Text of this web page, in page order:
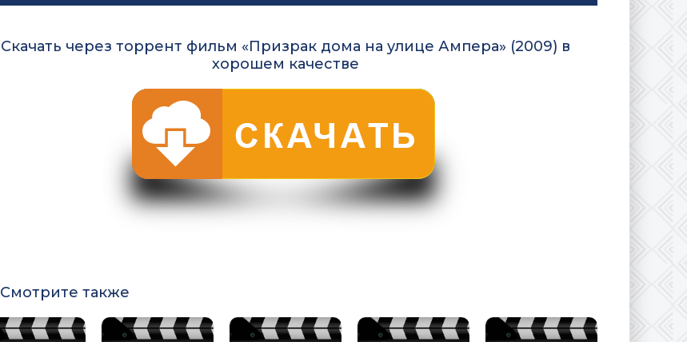
Скачать через торрент фильм «Призрак дома на улице Ампера» (2009) в
хорошем качестве
Смотрите также